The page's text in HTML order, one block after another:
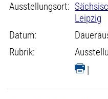
Ausstellungsort:
Leipzig
Datum:
Rubrik:
|